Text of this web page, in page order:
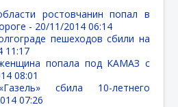
ростовчанин попал в
- 20/11/2014 06:14
пешеходов сбили на
11:17
попала под КАМАЗ с
08:01
сбила 10-летнего
07:26